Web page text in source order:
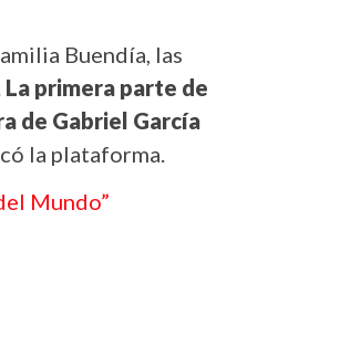
Buendía, las
La primera parte de
de Gabriel García
la plataforma.
Mundo”